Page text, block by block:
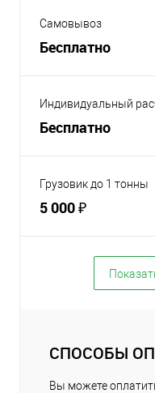
Самовывоз
Бесплатно
Индивидуальный
Бесплатно
Грузовик до 1 тонны
5 000 ₽
СПОСОБЫ
Вы можете